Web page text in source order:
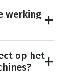
werking
op het